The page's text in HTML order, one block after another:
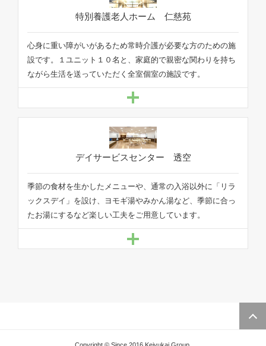
心身に重い障がいがあるため常時介護が必要な方のための施
設です。１ユニット１０名と、家庭的で親密な関わりを持ち
ながら生活を送っていただく全室個室の施設です。
季節の食材を生かしたメニューや、通常の入浴以外に「リラ
ックスデイ」を設け、ヨモギ湯やみかん湯など、季節に合っ
たお湯にするなど楽しい工夫をご用意しています。